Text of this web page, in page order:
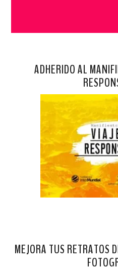
ADHERIDO AL
MEJORA TUS RETRATOS